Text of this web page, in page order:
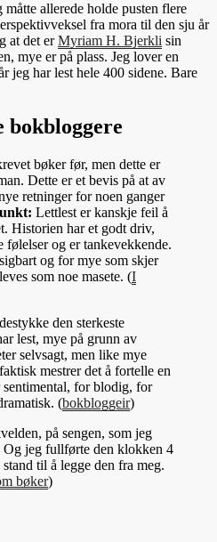
allerede holde pusten flere
fra mora til den sju år
at det erMyriam H. Bjerkli sin
mye er på plass. Jeg lover en
jeg har lest hele 400 sidene. Bare
bokbloggere
bøker før, men dette er
Dette er et bevis på at av
retninger for noen ganger
Lettlest er kanskje feil å
Historien har et godt driv,
og er tankevekkende.
og for mye som skjer
som noe masete. (I
den sterkeste
lest, mye på grunn av
selvsagt, men like mye
mestrer det å fortelle en
for blodig, for
(bokbloggeir)
på sengen, som jeg
jeg fullførte den klokken 4
til å legge den fra meg.
bøker)